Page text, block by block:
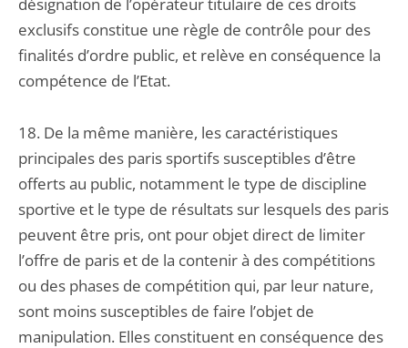
exclusifs constitue une règle de contrôle pour des
finalités d’ordre public, et relève en conséquence la
compétence de l’Etat.
18. De la même manière, les caractéristiques
principales des paris sportifs susceptibles d’être
offerts au public, notamment le type de discipline
sportive et le type de résultats sur lesquels des paris
peuvent être pris, ont pour objet direct de limiter
l’offre de paris et de la contenir à des compétitions
ou des phases de compétition qui, par leur nature,
sont moins susceptibles de faire l’objet de
manipulation. Elles constituent en conséquence des